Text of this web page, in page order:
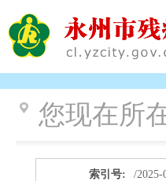
您现在所
索引号:
/2025-